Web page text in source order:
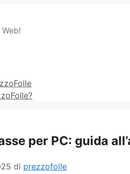
per PC: guida
di prezzofolle